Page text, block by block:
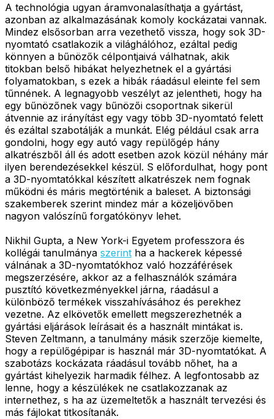
A technológia ugyan áramvonalasíthatja a gyártást,
azonban az alkalmazásának komoly kockázatai vannak.
Mindez elsősorban arra vezethető vissza, hogy sok 3D-
nyomtató csatlakozik a világhálóhoz, ezáltal pedig
könnyen a bűnözők célpontjaivá válhatnak, akik
titokban belső hibákat helyezhetnek el a gyártási
folyamatokban, s ezek a hibák ráadásul eleinte fel sem
tűnnének. A legnagyobb veszélyt az jelentheti, hogy ha
egy bűnözőnek vagy bűnözői csoportnak sikerül
átvennie az irányítást egy vagy több 3D-nyomtató felett
és ezáltal szabotálják a munkát. Elég például csak arra
gondolni, hogy egy autó vagy repülőgép hány
alkatrészből áll és adott esetben azok közül néhány már
ilyen berendezésekkel készül. S előfordulhat, hogy pont
a 3D-nyomtatókkal készített alkatrészek nem fognak
működni és máris megtörténik a baleset. A biztonsági
szakemberek szerint mindez már a közeljövőben
nagyon valószínű forgatókönyv lehet.
Nikhil Gupta, a New York-i Egyetem professzora és
kollégái tanulmánya szerint ha a hackerek képessé
válnának a 3D-nyomtatókhoz való hozzáférések
megszerzésére, akkor az a felhasználók számára
pusztító következményekkel járna, ráadásul a
különböző termékek visszahívásához és perekhez
vezetne. Az elkövetők emellett megszerezhetnék a
gyártási eljárások leírásait és a használt mintákat is.
Steven Zeltmann, a tanulmány másik szerzője kiemelte,
hogy a repülőgépipar is használ már 3D-nyomtatókat. A
szabotázs kockázata ráadásul tovább nőhet, ha a
gyártást kihelyezik harmadik félhez. A legfontosabb az
lenne, hogy a készülékek ne csatlakozzanak az
internethez, s ha az üzemeltetők a használt tervezési és
más fájlokat titkosítanák.